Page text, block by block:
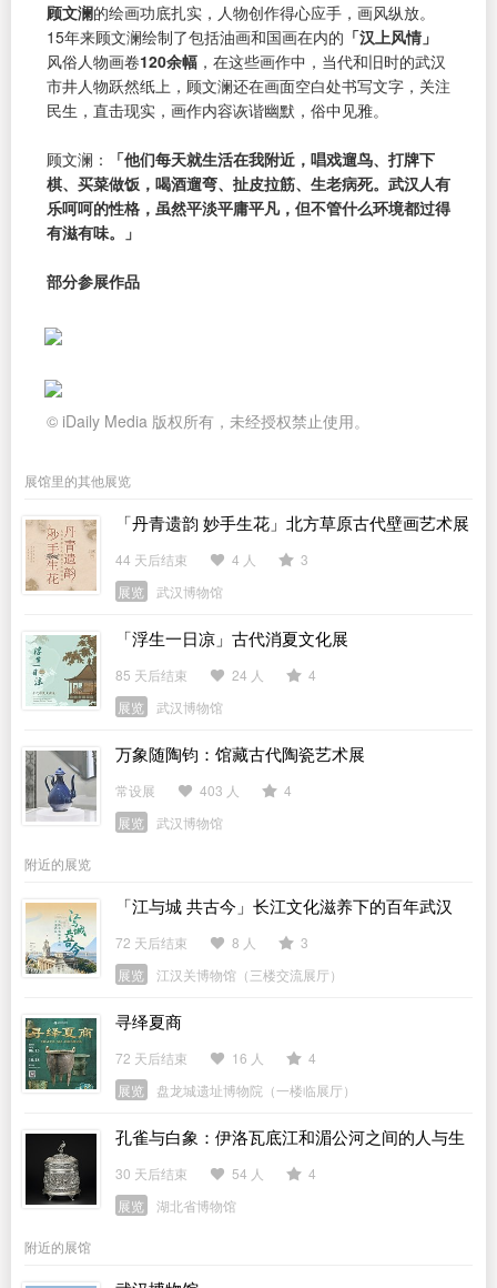
顾文澜的绘画功底扎实，人物创作得心应手，画风纵放。
15年来顾文澜绘制了包括油画和国画在内的 「汉上风情」
风俗人物画卷120余幅 ，在这些画作中，当代和旧时的武汉
市井人物跃然纸上，顾文澜还在画面空白处书写文字，关注
民生，直击现实，画作内容诙谐幽默，俗中见雅。
顾文澜：
「他们每天就生活在我附近，唱戏遛鸟、打牌下
棋、买菜做饭，喝酒遛弯、扯皮拉筋、生老病死。武汉人有
乐呵呵的性格，虽然平淡平庸平凡，但不管什么环境都过得
有滋有味。」
部分参展作品
© iDaily Media 版权所有，未经授权禁止使用。
展馆里的其他展览
「丹青遗韵 妙手生花」北方草原古代壁画艺术展
44 天后结束 4 人
3
展览
武汉博物馆
「浮生一日凉」古代消夏文化展
85 天后结束 24 人
4
展览
武汉博物馆
万象随陶钧：馆藏古代陶瓷艺术展
常设展 403 人
4
展览
武汉博物馆
附近的展览
「江与城 共古今」长江文化滋养下的百年武汉
72 天后结束 8 人
3
展览
江汉关博物馆（三楼交流展厅）
寻绎夏商
72 天后结束 16 人
4
展览
盘龙城遗址博物院（一楼临展厅）
孔雀与白象：伊洛瓦底江和湄公河之间的人与生
活
30 天后结束 54 人
4
展览
湖北省博物馆
附近的展馆